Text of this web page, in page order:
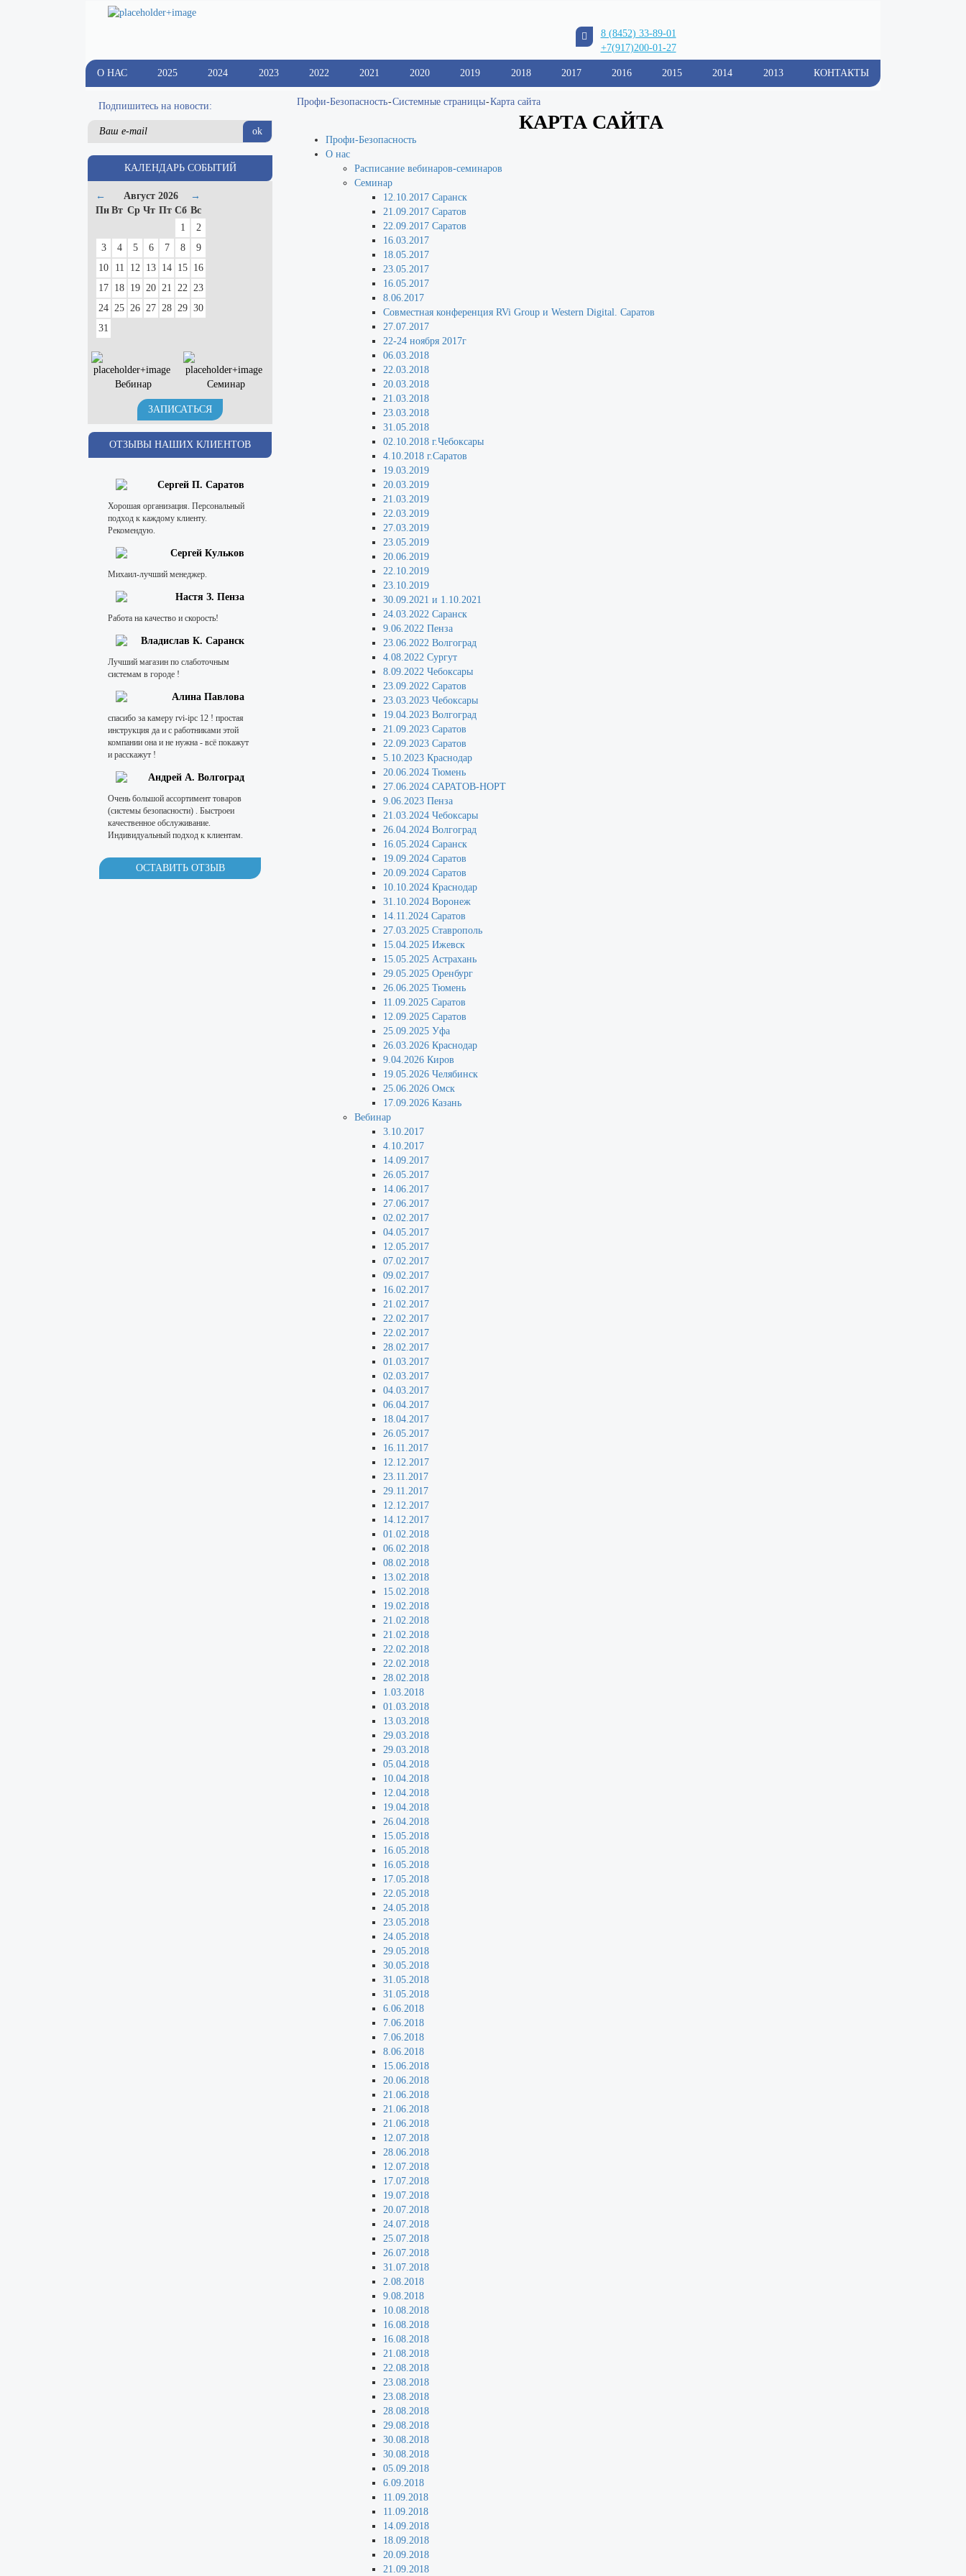
8 (8452) 33-89-01
+7(917)200-01-27
О НАС 2025 2024 2023 2022 2021 2020 2019 2018 2017 2016 2015 2014 2013 КОНТАКТЫ
Профи-Безопасность-Системные страницы-Карта сайта
КАРТА САЙТА
Профи-Безопасность
О нас
Расписание вебинаров-семинаров
Семинар
12.10.2017 Саранск
21.09.2017 Саратов
22.09.2017 Саратов
16.03.2017
18.05.2017
23.05.2017
16.05.2017
8.06.2017
Совместная конференция RVi Group и Western Digital. Саратов
27.07.2017
22-24 ноября 2017г
06.03.2018
22.03.2018
20.03.2018
21.03.2018
23.03.2018
31.05.2018
02.10.2018 г.Чебоксары
4.10.2018 г.Саратов
19.03.2019
20.03.2019
21.03.2019
22.03.2019
27.03.2019
23.05.2019
20.06.2019
22.10.2019
23.10.2019
30.09.2021 и 1.10.2021
24.03.2022 Саранск
9.06.2022 Пенза
23.06.2022 Волгоград
4.08.2022 Сургут
8.09.2022 Чебоксары
23.09.2022 Саратов
23.03.2023 Чебоксары
19.04.2023 Волгоград
21.09.2023 Саратов
22.09.2023 Саратов
5.10.2023 Краснодар
20.06.2024 Тюмень
27.06.2024 САРАТОВ-НОРТ
9.06.2023 Пенза
21.03.2024 Чебоксары
26.04.2024 Волгоград
16.05.2024 Саранск
19.09.2024 Саратов
20.09.2024 Саратов
10.10.2024 Краснодар
31.10.2024 Воронеж
14.11.2024 Саратов
27.03.2025 Ставрополь
15.04.2025 Ижевск
15.05.2025 Астрахань
29.05.2025 Оренбург
26.06.2025 Тюмень
11.09.2025 Саратов
12.09.2025 Саратов
25.09.2025 Уфа
26.03.2026 Краснодар
9.04.2026 Киров
19.05.2026 Челябинск
25.06.2026 Омск
17.09.2026 Казань
Вебинар
3.10.2017
4.10.2017
14.09.2017
26.05.2017
14.06.2017
27.06.2017
02.02.2017
04.05.2017
12.05.2017
07.02.2017
09.02.2017
16.02.2017
21.02.2017
22.02.2017
22.02.2017
28.02.2017
01.03.2017
02.03.2017
04.03.2017
06.04.2017
18.04.2017
26.05.2017
16.11.2017
12.12.2017
23.11.2017
29.11.2017
12.12.2017
14.12.2017
01.02.2018
06.02.2018
08.02.2018
13.02.2018
15.02.2018
19.02.2018
21.02.2018
21.02.2018
22.02.2018
22.02.2018
28.02.2018
1.03.2018
01.03.2018
13.03.2018
29.03.2018
29.03.2018
05.04.2018
10.04.2018
12.04.2018
19.04.2018
26.04.2018
15.05.2018
16.05.2018
16.05.2018
17.05.2018
22.05.2018
24.05.2018
23.05.2018
24.05.2018
29.05.2018
30.05.2018
31.05.2018
31.05.2018
6.06.2018
7.06.2018
7.06.2018
8.06.2018
15.06.2018
20.06.2018
21.06.2018
21.06.2018
21.06.2018
12.07.2018
28.06.2018
12.07.2018
17.07.2018
19.07.2018
20.07.2018
24.07.2018
25.07.2018
26.07.2018
31.07.2018
2.08.2018
9.08.2018
10.08.2018
16.08.2018
16.08.2018
21.08.2018
22.08.2018
23.08.2018
23.08.2018
28.08.2018
29.08.2018
30.08.2018
30.08.2018
05.09.2018
6.09.2018
11.09.2018
11.09.2018
14.09.2018
18.09.2018
20.09.2018
21.09.2018
Подпишитесь на новости:
ok
КАЛЕНДАРЬ СОБЫТИЙ
← Август 2026
→
Пн Вт Ср Чт Пт Сб Вс
1
2
3
4 5 6 7 8
9
10
11 12 13 14 15 16
17 18 19 20 21 22 23
24 25 26 27 28 29 30
31
Вебинар Семинар
ЗАПИСАТЬСЯ
ОТЗЫВЫ НАШИХ КЛИЕНТОВ
Сергей П. Саратов
Хорошая организация. Персональный
подход к каждому клиенту.
Рекомендую.
Сергей Кульков
Михаил-лучший менеджер.
Настя З. Пенза
Работа на качество и скорость!
Владислав К. Саранск
Лучший магазин по слаботочным
системам в городе !
Алина Павлова
спасибо за камеру rvi-ipc 12 ! простая
инструкция да и с работниками этой
компании она и не нужна - всё покажут
и расскажут !
Андрей А. Волгоград
Очень большой ассортимент товаров
(системы безопасности) . Быстроеи
качественное обслуживание.
Индивидуальный подход к клиентам.
ОСТАВИТЬ ОТЗЫВ